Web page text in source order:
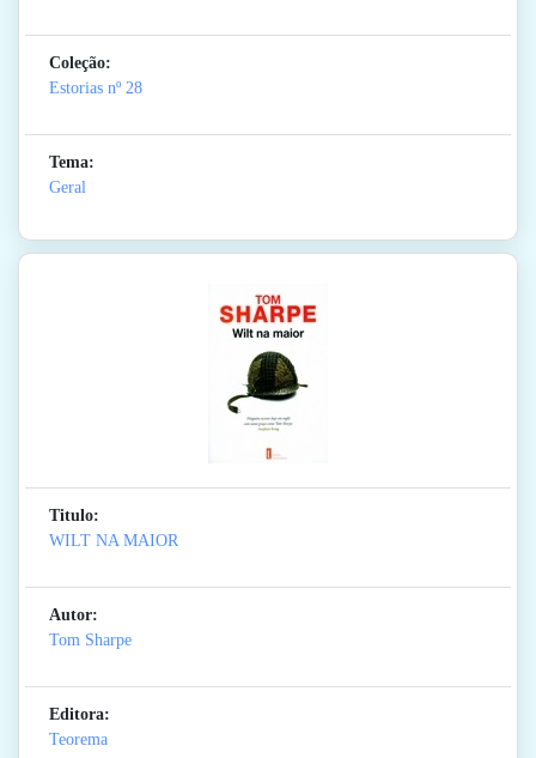
Coleção:
Estorias nº 28
Tema:
Geral
Titulo:
WILT NA MAIOR
Autor:
Tom Sharpe
Editora:
Teorema